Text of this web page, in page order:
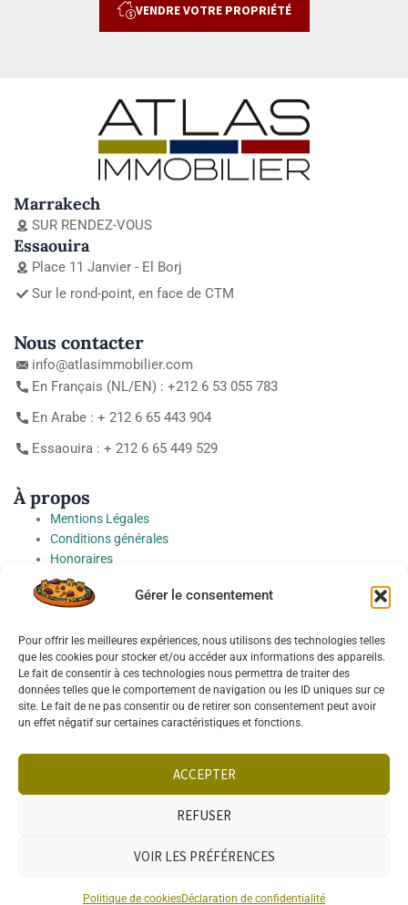
Gérer le consentement
Pour offrir les meilleures expériences, nous utilisons des technologies telles
que les cookies pour stocker et/ou accéder aux informations des appareils.
Le fait de consentir à ces technologies nous permettra de traiter des
données telles que le comportement de navigation ou les ID uniques sur ce
site. Le fait de ne pas consentir ou de retirer son consentement peut avoir
un effet négatif sur certaines caractéristiques et fonctions.
ACCEPTER
REFUSER
VOIR LES PRÉFÉRENCES
Politique de cookiesDéclaration de confidentialité
VENDRE VOTRE PROPRIÉTÉ
Marrakech
SUR RENDEZ-VOUS
Essaouira
Place 11 Janvier - El Borj
Sur le rond-point, en face de CTM
Nous contacter
info@atlasimmobilier.com
En Français (NL/EN) : +212 6 53 055 783
En Arabe : + 212 6 65 443 904
Essaouira : + 212 6 65 449 529
À propos
Mentions Légales
Conditions générales
Honoraires
Charte de protection des Données à caractère personnel
Préférences cookies
Socials
Français English